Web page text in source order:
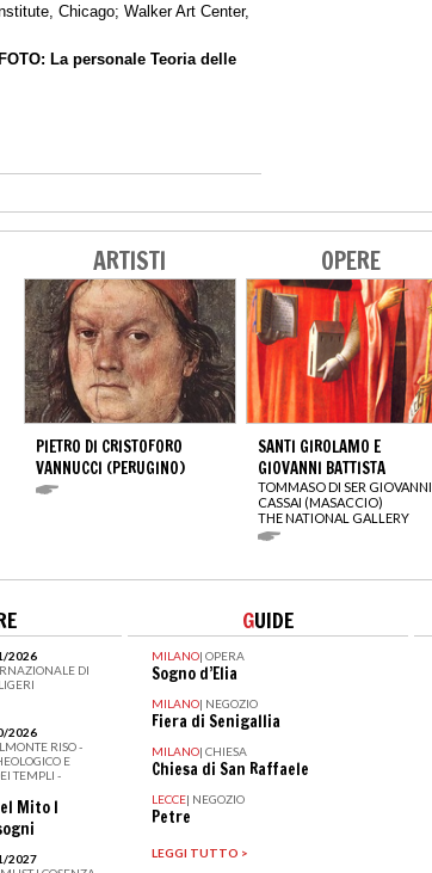
Chicago; Walker Art Center,
La personale Teoria delle
ARTISTI
PIETRO DI CRISTOFORO
VANNUCCI (PERUGINO)
OPERE
SANTI GIROLAMO E
GIOVANNI BATTISTA
TOMMASO DI SER GIOVANNI
CASSAI (MASACCIO)
THE NATIONAL GALLERY
2026
DI
2026
RISO -
E
TEMPLI -
Mito I
2027
GUIDE
MILANO| OPERA
Sogno d’Elia
MILANO| NEGOZIO
Fiera di Senigallia
MILANO| CHIESA
Chiesa di San Raffaele
LECCE| NEGOZIO
Petre
LEGGI TUTTO >